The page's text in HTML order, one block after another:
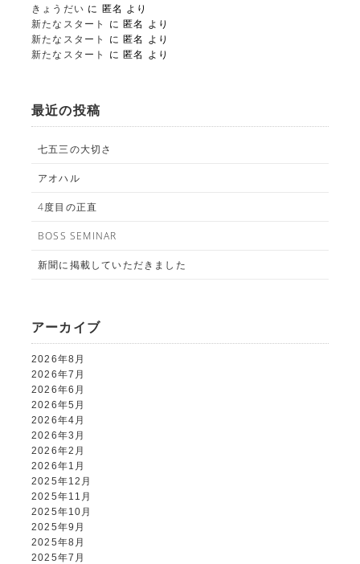
きょうだい に 匿名
より
新たなスタート
に匿名
より
新たなスタート
に匿名
より
新たなスタート
に匿名 より
最近の投稿
七五三の大切さ
アオハル
4度目の正直
BOSS SEMINAR
新聞に掲載していただきました
アーカイブ
2026年8月
2026年7月
2026年6月
2026年5月
2026年4月
2026年3月
2026年2月
2026年1月
2025年12月
2025年11月
2025年10月
2025年9月
2025年8月
2025年7月